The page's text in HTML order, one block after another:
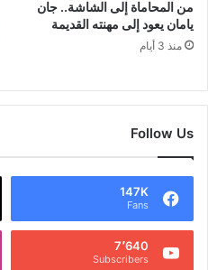
من المحاماة إلى الشاشة.. جان
يامان يعود إلى مهنته القديمة
منذ 3 أيام
Follow Us
147K
Fans
7٬640
Subscribers